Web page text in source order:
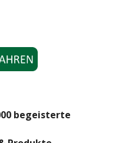
begeisterte